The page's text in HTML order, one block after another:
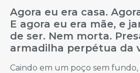
Agora eu era casa.
E agora eu era mãe, e
de ser. Nem morta.
armadilha perpétua da
Caindo em um poço sem fundo,